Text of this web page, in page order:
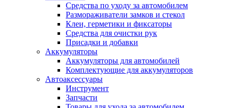
Средства по уходу за автомобилем
Размораживатели замков и стекол
Клеи, герметики и фиксаторы
Средства для очистки рук
Присадки и добавки
Аккумуляторы
Аккумуляторы для автомобилей
Комплектующие для аккумуляторов
Автоаксессуары
Инструмент
Запчасти